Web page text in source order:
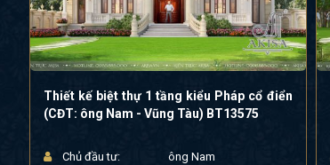
Thiết kế biệt thự 1 tầng kiểu Pháp cổ điển
(CĐT: ông Nam - Vũng Tàu) BT13575
Chủ đầu tư:
ông Nam